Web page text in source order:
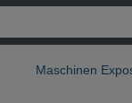
Maschinen